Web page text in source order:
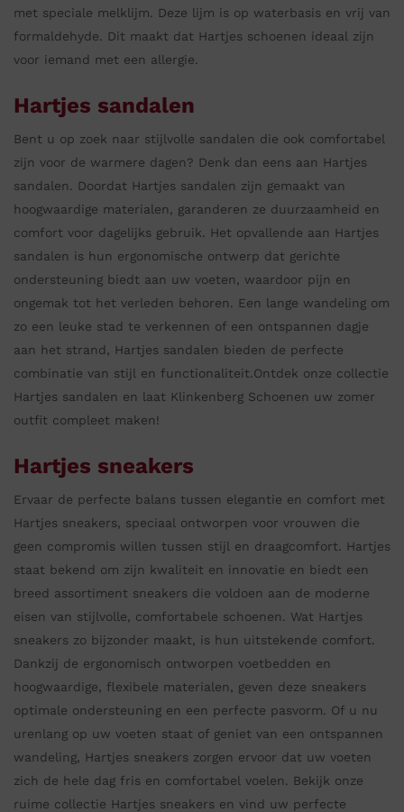
met speciale melklijm. Deze lijm is op waterbasis en vrij van
formaldehyde. Dit maakt dat Hartjes schoenen ideaal zijn
voor iemand met een allergie.
Hartjes sandalen
Bent u op zoek naar stijlvolle sandalen die ook comfortabel
zijn voor de warmere dagen? Denk dan eens aan Hartjes
sandalen. Doordat Hartjes sandalen zijn gemaakt van
hoogwaardige materialen, garanderen ze duurzaamheid en
comfort voor dagelijks gebruik. Het opvallende aan Hartjes
sandalen is hun ergonomische ontwerp dat gerichte
ondersteuning biedt aan uw voeten, waardoor pijn en
ongemak tot het verleden behoren. Een lange wandeling om
zo een leuke stad te verkennen of een ontspannen dagje
aan het strand, Hartjes sandalen bieden de perfecte
combinatie van stijl en functionaliteit.Ontdek onze collectie
Hartjes sandalen en laat Klinkenberg Schoenen uw zomer
outfit compleet maken!
Hartjes sneakers
Ervaar de perfecte balans tussen elegantie en comfort met
Hartjes sneakers, speciaal ontworpen voor vrouwen die
geen compromis willen tussen stijl en draagcomfort. Hartjes
staat bekend om zijn kwaliteit en innovatie en biedt een
breed assortiment sneakers die voldoen aan de moderne
eisen van stijlvolle, comfortabele schoenen. Wat Hartjes
sneakers zo bijzonder maakt, is hun uitstekende comfort.
Dankzij de ergonomisch ontworpen voetbedden en
hoogwaardige, flexibele materialen, geven deze sneakers
optimale ondersteuning en een perfecte pasvorm. Of u nu
urenlang op uw voeten staat of geniet van een ontspannen
wandeling, Hartjes sneakers zorgen ervoor dat uw voeten
zich de hele dag fris en comfortabel voelen. Bekijk onze
ruime collectie Hartjes sneakers en vind uw perfecte